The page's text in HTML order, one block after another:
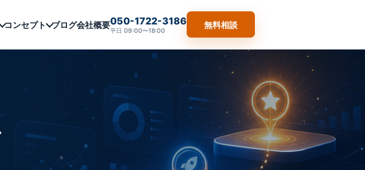
コンセプト ブログ会社概要050-1722-3186
平日 09:00〜18:00
無料相談